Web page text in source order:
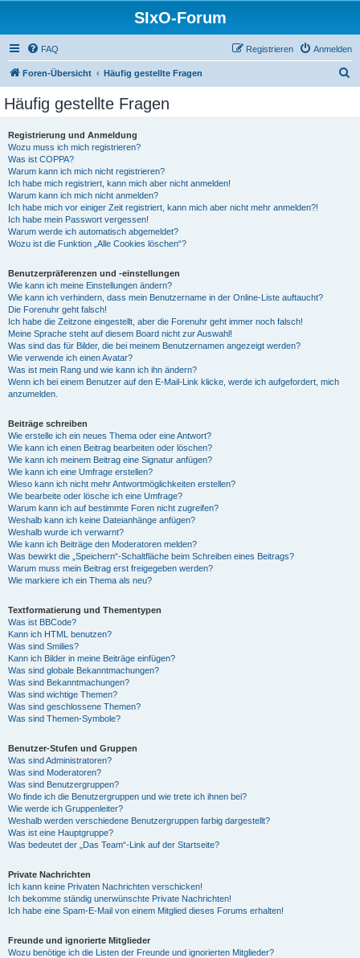
SIxO-Forum
FAQ Anmelden
Registrieren
Foren-Übersicht Häufig gestellte Fragen
Häufig gestellte Fragen
Registrierung und Anmeldung
Wozu muss ich mich registrieren?
Was ist COPPA?
Warum kann ich mich nicht registrieren?
Ich habe mich registriert, kann mich aber nicht anmelden!
Warum kann ich mich nicht anmelden?
Ich habe mich vor einiger Zeit registriert, kann mich aber nicht mehr anmelden?!
Ich habe mein Passwort vergessen!
Warum werde ich automatisch abgemeldet?
Wozu ist die Funktion „Alle Cookies löschen“?
Benutzerpräferenzen und -einstellungen
Wie kann ich meine Einstellungen ändern?
Wie kann ich verhindern, dass mein Benutzername in der Online-Liste auftaucht?
Die Forenuhr geht falsch!
Ich habe die Zeitzone eingestellt, aber die Forenuhr geht immer noch falsch!
Meine Sprache steht auf diesem Board nicht zur Auswahl!
Was sind das für Bilder, die bei meinem Benutzernamen angezeigt werden?
Wie verwende ich einen Avatar?
Was ist mein Rang und wie kann ich ihn ändern?
Wenn ich bei einem Benutzer auf den E-Mail-Link klicke, werde ich aufgefordert, mich
anzumelden.
Beiträge schreiben
Wie erstelle ich ein neues Thema oder eine Antwort?
Wie kann ich einen Beitrag bearbeiten oder löschen?
Wie kann ich meinem Beitrag eine Signatur anfügen?
Wie kann ich eine Umfrage erstellen?
Wieso kann ich nicht mehr Antwortmöglichkeiten erstellen?
Wie bearbeite oder lösche ich eine Umfrage?
Warum kann ich auf bestimmte Foren nicht zugreifen?
Weshalb kann ich keine Dateianhänge anfügen?
Weshalb wurde ich verwarnt?
Wie kann ich Beiträge den Moderatoren melden?
Was bewirkt die „Speichern“-Schaltfläche beim Schreiben eines Beitrags?
Warum muss mein Beitrag erst freigegeben werden?
Wie markiere ich ein Thema als neu?
Textformatierung und Thementypen
Was ist BBCode?
Kann ich HTML benutzen?
Was sind Smilies?
Kann ich Bilder in meine Beiträge einfügen?
Was sind globale Bekanntmachungen?
Was sind Bekanntmachungen?
Was sind wichtige Themen?
Was sind geschlossene Themen?
Was sind Themen-Symbole?
Benutzer-Stufen und Gruppen
Was sind Administratoren?
Was sind Moderatoren?
Was sind Benutzergruppen?
Wo finde ich die Benutzergruppen und wie trete ich ihnen bei?
Wie werde ich Gruppenleiter?
Weshalb werden verschiedene Benutzergruppen farbig dargestellt?
Was ist eine Hauptgruppe?
Was bedeutet der „Das Team“-Link auf der Startseite?
Private Nachrichten
Ich kann keine Privaten Nachrichten verschicken!
Ich bekomme ständig unerwünschte Private Nachrichten!
Ich habe eine Spam-E-Mail von einem Mitglied dieses Forums erhalten!
Freunde und ignorierte Mitglieder
Wozu benötige ich die Listen der Freunde und ignorierten Mitglieder?